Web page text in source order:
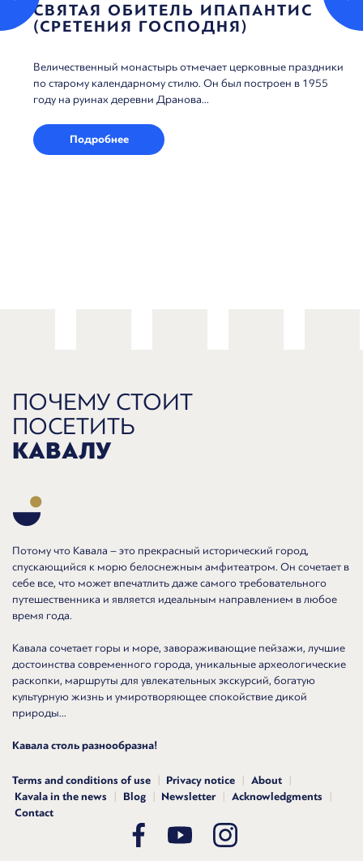
СВЯТАЯ ОБИТЕЛЬ ИПАПАНТИС
(СРЕТЕНИЯ ГОСПОДНЯ)
Величественный монастырь отмечает церковные праздники
по старому календарному стилю. Он был построен в 1955
году на руинах деревни Дранова...
Подробнее
ПОЧЕМУ СТОИТ
ПОСЕТИТЬ
КАВАЛУ
Потому что Кавала – это прекрасный исторический город,
спускающийся к морю белоснежным амфитеатром. Он сочетает в
себе все, что может впечатлить даже самого требовательного
путешественника и является идеальным направлением в любое
время года.
Кавала сочетает горы и море, завораживающие пейзажи, лучшие
достоинства современного города, уникальные археологические
раскопки, маршруты для увлекательных экскурсий, богатую
культурную жизнь и умиротворяющее спокойствие дикой
природы...
Кавала столь разнообразна!
Terms and conditions of use Privacy notice
About
Kavala in the news
Blog Newsletter
Acknowledgments
Contact